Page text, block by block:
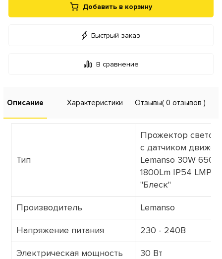
Добавить в корзину
Быстрый заказ
В сравнение
Описание Характеристики Отзывы( 0 отзывов )
Тип
Прожектор
с датчиком
Lemanso 30W
1800Lm IP54
"Блеск"
Производитель Lemanso
Напряжение питания 230 - 240В
Электрическая мощность 30 Вт